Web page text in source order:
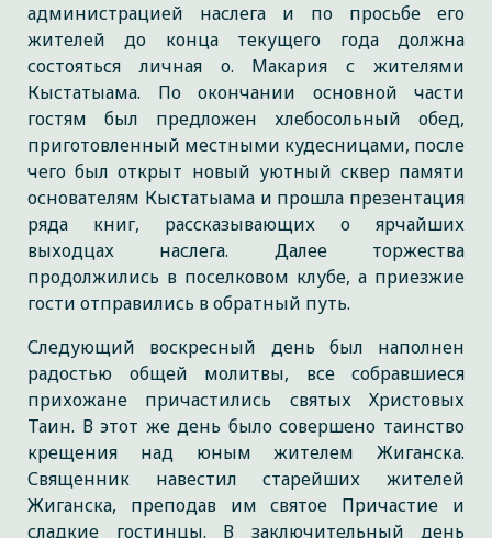
администрацией наслега и по просьбе его
жителей до конца текущего года должна
состояться личная о. Макария с жителями
Кыстатыама. По окончании основной части
гостям был предложен хлебосольный обед,
приготовленный местными кудесницами, после
чего был открыт новый уютный сквер памяти
основателям Кыстатыама и прошла презентация
ряда книг, рассказывающих о ярчайших
выходцах наслега. Далее торжества
продолжились в поселковом клубе, а приезжие
гости отправились в обратный путь.
Следующий воскресный день был наполнен
радостью общей молитвы, все собравшиеся
прихожане причастились святых Христовых
Таин. В этот же день было совершено таинство
крещения над юным жителем Жиганска.
Священник навестил старейших жителей
Жиганска, преподав им святое Причастие и
сладкие гостинцы. В заключительный день